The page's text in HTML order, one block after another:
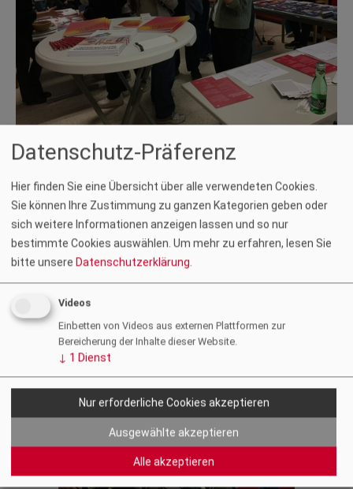
Datenschutz-Präferenz
Hier finden Sie eine Übersicht über alle verwendeten Cookies.
Sie können Ihre Zustimmung zu ganzen Kategorien geben oder
sich weitere Informationen anzeigen lassen und so nur
bestimmte Cookies auswählen. Um mehr zu erfahren, lesen Sie
bitte unsere Datenschutzerklärung
Videos
Einbetten von Videos aus externen Plattformen zur
Bereicherung der Inhalte dieser Website.
↓ 1 Dienst
Nur erforderliche Cookies akzeptieren
Ausgewählte akzeptieren
Alle akzeptieren
Foto: ZT Kammer
Beim zt:Stand am Karrieretag der HTL Ortweinschule in Graz
am 10. Dezember 2025 konnte den Schüler:innen das
Berufsbild der Ziviltechniker:innen näher vorgestellt werden.
Dabei gaben die ArchitektinnenEva Maria Hierzer undNina
KuessEinblicke in ihren Arbeitsalltag und sprachen über
mögliche Karrierechancen in ZT-Berufen. Neben den
praktischen Tipps stieß vor allem auch die Vermittlung von
Praktikumsplätzen und freien Stellen auf großes Interesse bei
den Jugendlichen.
Fotogalerie